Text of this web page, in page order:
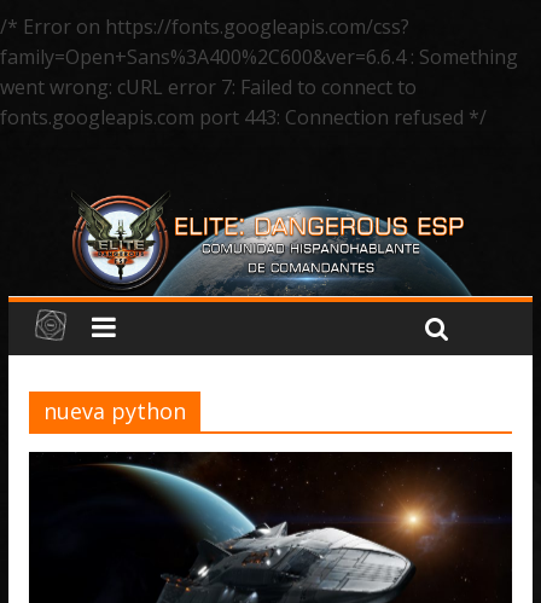
/* Error on https://fonts.googleapis.com/css?
family=Open+Sans%3A400%2C600&ver=6.6.4 : Something
went wrong: cURL error 7: Failed to connect to
fonts.googleapis.com port 443: Connection refused */
nueva python